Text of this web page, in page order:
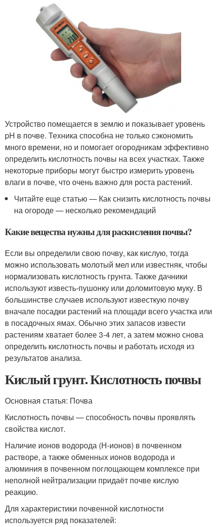
Устройство помещается в землю и показывает уровень
pH в почве. Техника способна не только сэкономить
много времени, но и помогает огородникам эффективно
определить кислотность почвы на всех участках. Также
некоторые приборы могут быстро измерить уровень
влаги в почве, что очень важно для роста растений.
Читайте еще статью — Как снизить кислотность почвы
на огороде — несколько рекомендаций
Какие вещества нужны для раскисления почвы?
Если вы определили свою почву, как кислую, тогда
можно использовать молотый мел или известняк, чтобы
нормализовать кислотность грунта. Также дачники
используют известь-пушонку или доломитовую муку. В
большинстве случаев используют известкую почву
вначале посадки растений на площади всего участка или
в посадочных ямах. Обычно этих запасов извести
растениям хватает более 3-4 лет, а затем можно снова
определить кислотность почвы и работать исходя из
результатов анализа.
Кислый грунт. Кислотность почвы
Основная статья: Почва
Кислотность почвы — способность почвы проявлять
свойства кислот.
Наличие ионов водорода (Н-ионов) в почвенном
растворе, а также обменных ионов водорода и
алюминия в почвенном поглощающем комплексе при
неполной нейтрализации придаёт почве кислую
реакцию.
Для характеристики почвенной кислотности
используется ряд показателей: